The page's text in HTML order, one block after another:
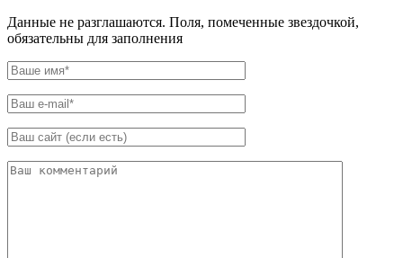
Данные не разглашаются. Поля, помеченные звездочкой,
обязательны для заполнения